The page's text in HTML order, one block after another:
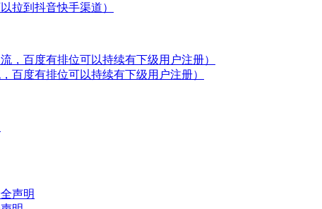
拉到抖音快手渠道）
百度有排位可以持续有下级用户注册）